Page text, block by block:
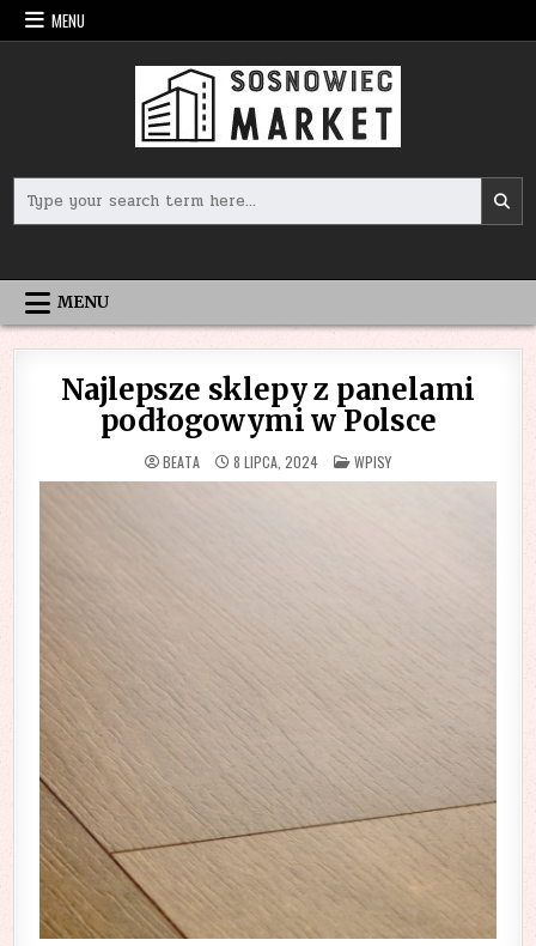
Skip
to
MENU
for:
MENU
Najlepsze sklepy z panelami
podłogowymi w Polsce
BEATA 8 LIPCA, 2024 POSTED
IN
WPISY